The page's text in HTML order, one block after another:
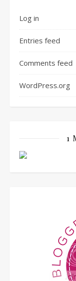
Log in
Entries feed
Comments feed
WordPress.org
1